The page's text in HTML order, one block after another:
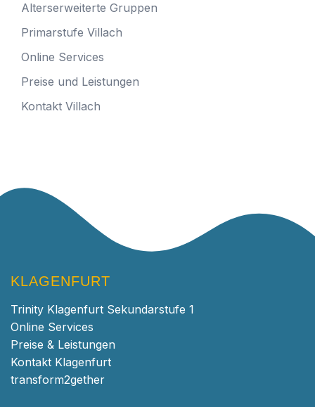
Alterserweiterte Gruppen
Primarstufe Villach
Online Services
Preise und Leistungen
Kontakt Villach
KLAGENFURT
Trinity Klagenfurt Sekundarstufe 1
Online Services
Preise & Leistungen
Kontakt Klagenfurt
transform2gether